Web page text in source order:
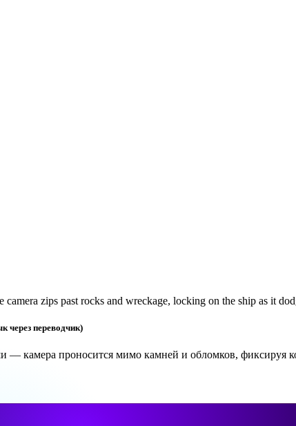
zips past rocks and wreckage, locking on the ship as it
через переводчик)
— камера проносится мимо камней и обломков, фиксируя